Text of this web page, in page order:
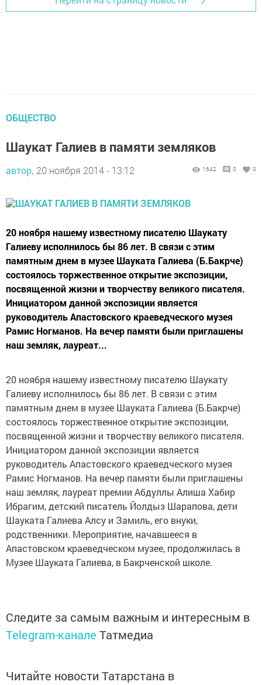
ОБЩЕСТВО
Шаукат Галиев в памяти земляков
автор, 20 ноября 2014 - 13:12 1642 0 0
20 ноября нашему известному писателю Шаукату
Галиеву исполнилось бы 86 лет. В связи с этим
памятным днем в музее Шауката Галиева (Б.Бакрче)
состоялось торжественное открытие экспозиции,
посвященной жизни и творчеству великого писателя.
Инициатором данной экспозиции является
руководитель Апастовского краеведческого музея
Рамис Ногманов. На вечер памяти были приглашены
наш земляк, лауреат...
20 ноября нашему известному писателю Шаукату
Галиеву исполнилось бы 86 лет. В связи с этим
памятным днем в музее Шауката Галиева (Б.Бакрче)
состоялось торжественное открытие экспозиции,
посвященной жизни и творчеству великого писателя.
Инициатором данной экспозиции является
руководитель Апастовского краеведческого музея
Рамис Ногманов. На вечер памяти были приглашены
наш земляк, лауреат премии Абдуллы Алиша Хабир
Ибрагим, детский писатель Йолдыз Шарапова, дети
Шауката Галиева Алсу и Замиль, его внуки,
родственники. Мероприятие, начавшееся в
Апастовском краеведческом музее, продолжилась в
Музее Шауката Галиева, в Бакрченской школе.
Следите за самым важным и интересным в
Telegram-канале Татмедиа
Читайте новости Татарстана в